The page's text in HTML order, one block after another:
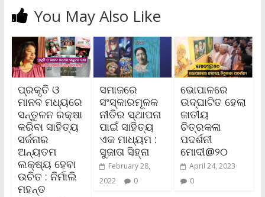
You May Also Like
ପ୍ରକୃତି ଓ
ମାନବ ମଧ୍ୟରେ
ସନ୍ତୁଳନ ରକ୍ଷା
କରିବା ସାହିତ୍ୟ
ସର୍ଜନାର
ଅନ୍ୟତମ
ଲକ୍ଷ୍ୟ ହେବା
ଉଚିତ : ନିର୍ମାଲି
ମହନ୍ତ
ସମାଜରେ
ସଂସ୍କାରମୂଳକ
ନୀତିର ସ୍ଥାପନା
ପାଇଁ ସାହିତ୍ୟ
ଏକ ମାଧ୍ୟମ :
ସୁଜାତା ସିହ୍ନା
February 28,
2022
0
ଭୋପାଳରେ
ଉଦ୍‌ଘାଟିତ ହେଲା
ଜାତୀୟ
ଚିତ୍ରକଳା
ପଦର୍ଶନୀ
ମୋଦୀ@୨୦
April 24, 2023
0